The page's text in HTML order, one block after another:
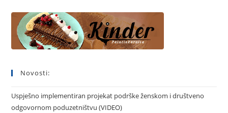
Novosti:
Uspješno implementiran projekat podrške ženskom i društveno
odgovornom poduzetništvu (VIDEO)